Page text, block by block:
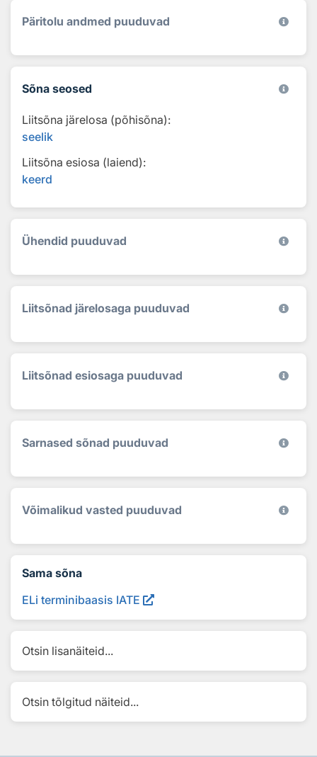
Päritolu andmed puuduvad
Sõna seosed
Liitsõna järelosa (põhisõna):
seelik
Liitsõna esiosa (laiend):
keerd
Ühendid puuduvad
Liitsõnad järelosaga puuduvad
Liitsõnad esiosaga puuduvad
Sarnased sõnad puuduvad
Võimalikud vasted puuduvad
Sama sõna
ELi terminibaasis IATE
Otsin lisanäiteid...
Otsin tõlgitud näiteid...